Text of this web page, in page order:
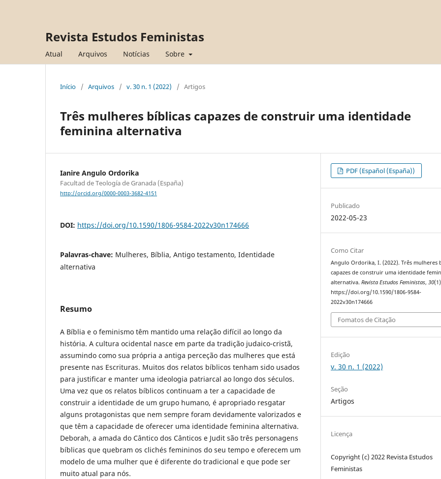
Revista Estudos Feministas
Atual Arquivos Notícias Sobre
Início / Arquivos / v. 30 n. 1 (2022) / Artigos
Três mulheres bíblicas capazes de construir uma identidade
feminina alternativa
Ianire Angulo Ordorika
Facultad de Teología de Granada (España)
http://orcid.org/0000-0003-3682-4151
DOI: https://doi.org/10.1590/1806-9584-2022v30n174666
Palavras-chave: Mulheres, Bíblia, Antigo testamento, Identidade
alternativa
Resumo
A Bíblia e o feminismo têm mantido uma relação difícil ao longo da
história. A cultura ocidental nasce em parte da tradição judaico-cristã,
assumindo como sua própria a antiga perceção das mulheres que está
presente nas Escrituras. Muitos dos relatos bíblicos tenham sido usados
para justificar e manter uma ideologia patriarcal ao longo dos séculos.
Uma vez que os relatos bíblicos continuam a ter a capacidade de
construir a identidade de um grupo humano, é apropriado resgatar
alguns protagonistas que nem sempre foram devidamente valorizados e
que têm a capacidade de oferecer uma identidade feminina alternativa.
Deborah, a amada do Cântico dos Cânticos e Judit são três personagens
bíblicas que quebram os clichés femininos do seu tempo e oferecem um
modelo de uma mulher que é diferente do tradicional e que pode ser
muito atual para nós.
PDF (Español (España))
Publicado
2022-05-23
Como Citar
Angulo Ordorika, I. (2022). Três mulheres
capazes de construir uma identidade
alternativa.Revista Estudos Feministas,30
https://doi.org/10.1590/1806-9584-
2022v30n174666
Fomatos de Citação
Edição
v. 30 n. 1 (2022)
Seção
Artigos
Licença
Copyright (c) 2022 Revista Estudos
Feministas